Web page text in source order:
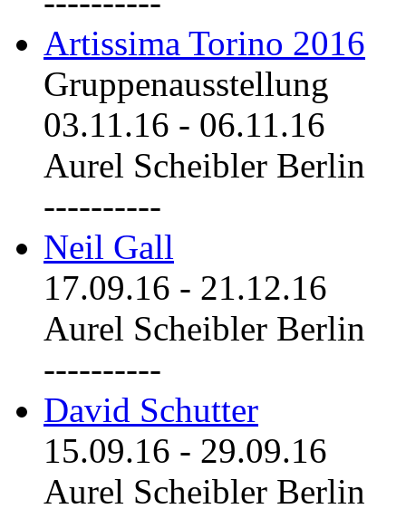
Artissima Torino 2016
Gruppenausstellung
03.11.16 - 06.11.16
Aurel Scheibler Berlin
----------
Neil Gall
17.09.16 - 21.12.16
Aurel Scheibler Berlin
----------
David Schutter
15.09.16 - 29.09.16
Aurel Scheibler Berlin